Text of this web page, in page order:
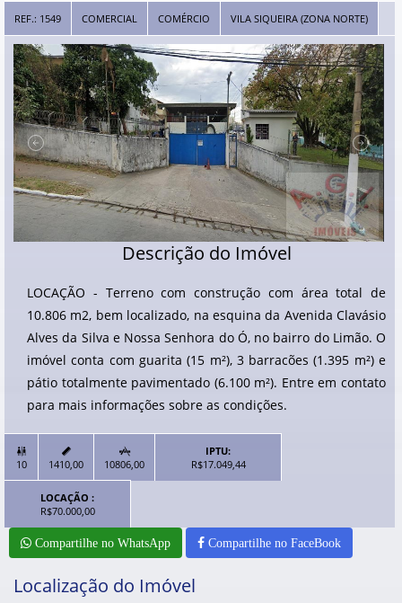
REF.: 1549 COMERCIAL COMÉRCIO VILA SIQUEIRA (ZONA NORTE)
Descrição do Imóvel
LOCAÇÃO - Terreno com construção com área total de
10.806 m2, bem localizado, na esquina da Avenida Clavásio
Alves da Silva e Nossa Senhora do Ó, no bairro do Limão. O
imóvel conta com guarita (15 m²), 3 barracões (1.395 m²) e
pátio totalmente pavimentado (6.100 m²). Entre em contato
para mais informações sobre as condições.

10

1410,00

10806,00
IPTU:
R$17.049,44
LOCAÇÃO :
R$70.000,00
Compartilhe no WhatsApp Compartilhe no FaceBook
Localização do Imóvel